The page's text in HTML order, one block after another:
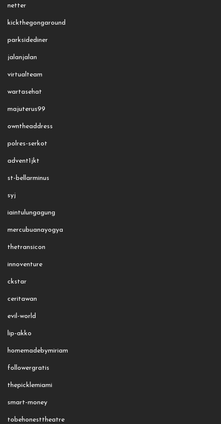
netter
kickthegongaround
parksidediner
jalanjalan
virtualteam
wartasehat
majuterus99
owntheaddress
polres-serkot
advent1jkt
st-bellarminus
syj
iaintulungagung
mercubuanayogya
thetransicon
innoventure
ckstar
ceritawan
evil-world
lip-akko
homemadebymiriam
followergratis
thepicklemiami
smart-money
tobehonesttheatre